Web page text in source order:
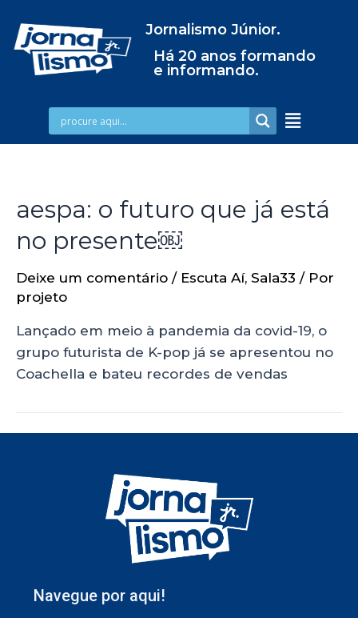
Jornalismo Júnior.
Há 20 anos formando
e informando.
aespa: o futuro que já está
no presente￼
Deixe um comentário / Escuta Aí, Sala33 / Por
projeto
Lançado em meio à pandemia da covid-19, o
grupo futurista de K-pop já se apresentou no
Coachella e bateu recordes de vendas
Navegue por aqui!